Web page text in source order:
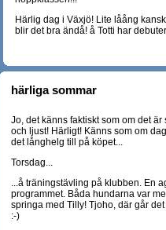
Härlig dag i Växjö! Lite låång
blir det bra ändå! å Totti har
härliga sommar
Jo, det känns faktiskt som om det
och ljust! Härligt! Känns som om
det långhelg till på köpet...
Torsdag...
...å träningstävling på klubben. En
programmet. Båda hundarna var
springa med Tilly! Tjoho, där går
:-)